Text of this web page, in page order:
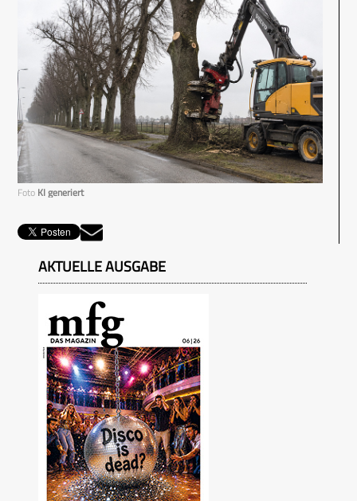
Foto KI generiert
AKTUELLE AUSGABE